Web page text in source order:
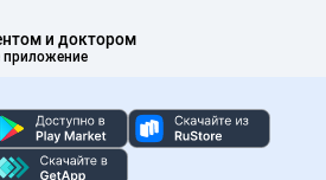
и доктором
приложение